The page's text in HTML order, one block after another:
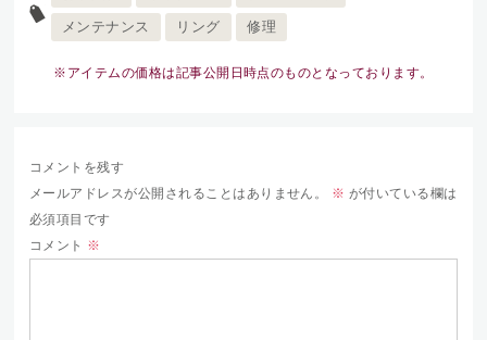
メンテナンス リング 修理
※アイテムの価格は記事公開日時点のものとなっております。
コメントを残す
メールアドレスが公開されることはありません。
※ が付いている欄は
必須項目です
コメント ※